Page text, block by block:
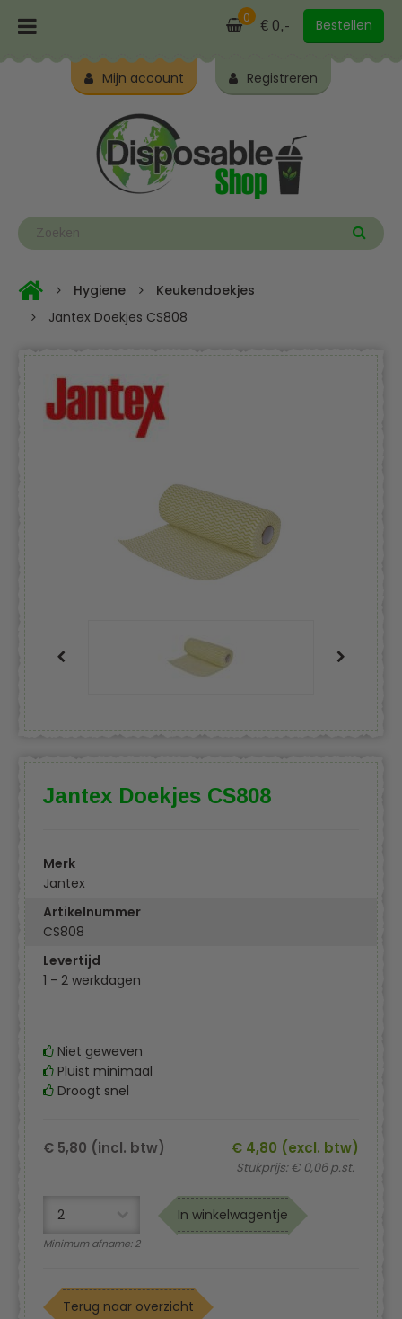
0 € 0,- Bestellen
Mijn account Registreren
Hygiene
Keukendoekjes
Jantex Doekjes CS808
Jantex Doekjes CS808
Merk
Jantex
Artikelnummer
CS808
Levertijd
1 - 2 werkdagen
Niet geweven
Pluist minimaal
Droogt snel
€ 4,80 (excl. btw)
Stukprijs: € 0,06 p.st.
€ 5,80 (incl. btw)
Minimum afname: 2
In winkelwagentje
Terug naar overzicht